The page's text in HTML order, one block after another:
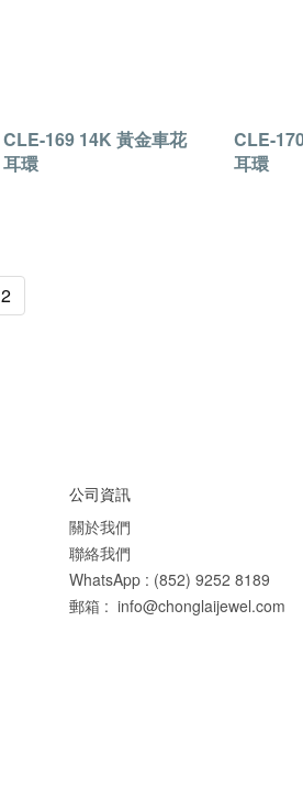
CLE-169 14K 黃金車花
耳環
CLE-
耳環
2
公司資訊
關於我們
聯絡我們
WhatsApp : (852) 9252 8189
郵箱 : info@chonglaijewel.com